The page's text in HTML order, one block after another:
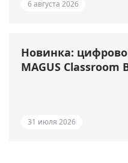
6 августа 2026
Новинка:
MAGUS Classroom
31 июля 2026